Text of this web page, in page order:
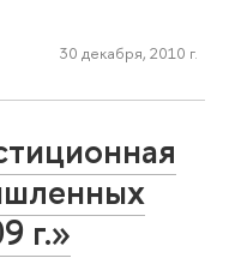
30 декабря, 2010 г.
г.»